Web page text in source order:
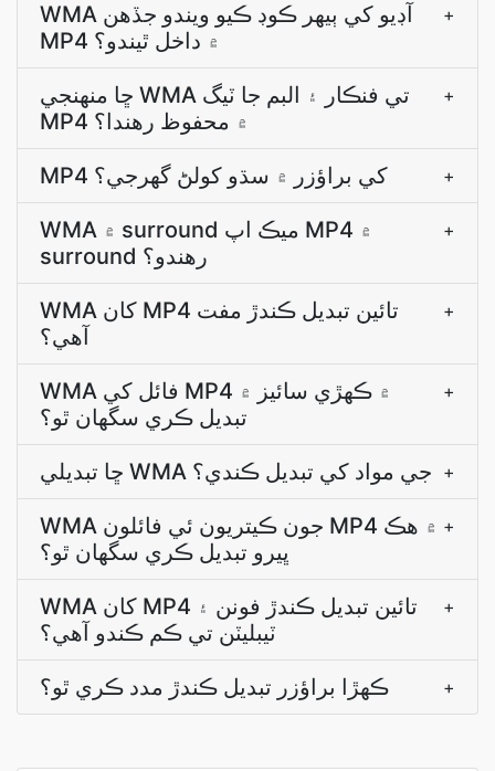
WMA آڊيو کي ٻيهر ڪوڊ ڪيو ويندو جڏھن
MP4 ۾ داخل ٿيندو؟
+
ڇا منھنجي WMA تي فنڪار ۽ البم جا ٽيگ
MP4 ۾ محفوظ رھندا؟
+
MP4 کي براؤزر ۾ سڌو کولڻ گھرجي؟ +
WMA ۾ surround ميڪ اپ MP4 ۾
surround رھندو؟
+
WMA کان MP4 تائين تبديل ڪندڙ مفت
آهي؟
+
WMA فائل کي MP4 ۾ ڪهڙي سائيز ۾
تبديل ڪري سگهان ٿو؟
+
ڇا تبديلي WMA جي مواد کي تبديل ڪندي؟ +
WMA جون ڪيتريون ئي فائلون MP4 ۾ هڪ
ڀيرو تبديل ڪري سگهان ٿو؟
+
WMA کان MP4 تائين تبديل ڪندڙ فونن ۽
ٽيبليٽن تي ڪم ڪندو آھي؟
+
ڪھڙا براؤزر تبديل ڪندڙ مدد ڪري ٿو؟ +